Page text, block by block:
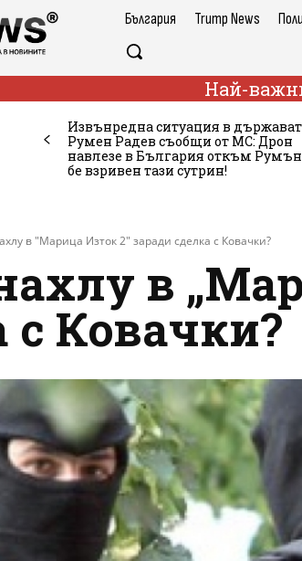
България Trump News
Най-
Извънредна ситуация в
Румен Радев съобщи от МС: Дрон
навлезе в България откъм
бе взривен тази сутрин!
в "Марица Изток 2" заради сделка с Ковачки?
в
с Ковачки?